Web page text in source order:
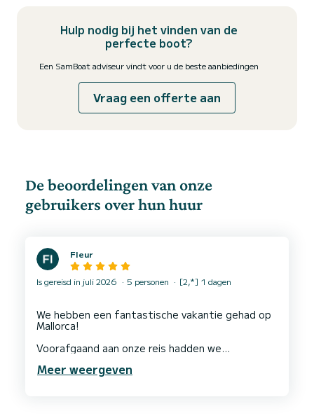
Hulp nodig bij het vinden van de
perfecte boot?
Een SamBoat adviseur vindt voor u de beste aanbiedingen
Vraag een offerte aan
De beoordelingen van onze
gebruikers over hun huur
Fleur
Is gereisd in juli 2026 5 personen [2,*] 1 dagen
We hebben een fantastische vakantie gehad op
Mallorca!
Voorafgaand aan onze reis hadden we
behulpzaam was. Ze regelde de catering aan
Meer weergeven